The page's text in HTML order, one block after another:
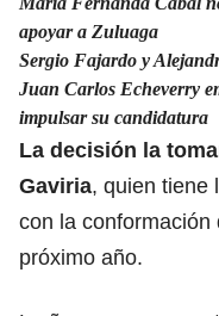
apoyar a Zuluaga
Sergio Fajardo y
Juan Carlos Echeverry
impulsar su candidatura
La decisión la
Gaviria, quien tiene
con la conformación
próximo año.